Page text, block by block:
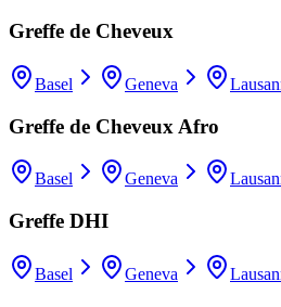
Greffe de Cheveux
Basel Geneva
Greffe de Cheveux Afro
Basel Geneva
Greffe DHI
Basel Geneva